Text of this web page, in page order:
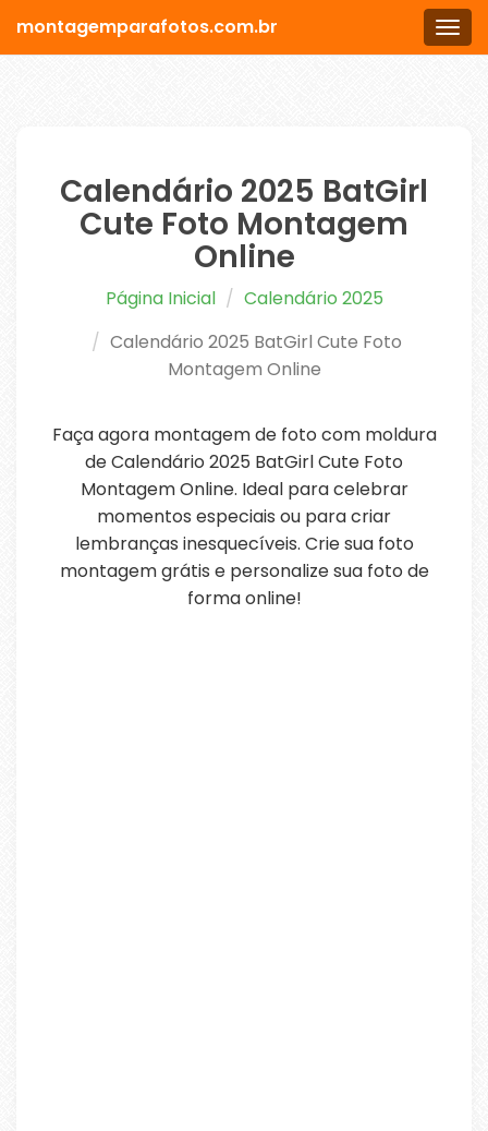
Menu
montagemparafotos.com.br
Calendário 2025 BatGirl
Cute Foto Montagem
Online
Página Inicial
Calendário 2025
Calendário 2025 BatGirl Cute Foto
Montagem Online
Faça agora montagem de foto com moldura
de Calendário 2025 BatGirl Cute Foto
Montagem Online. Ideal para celebrar
momentos especiais ou para criar
lembranças inesquecíveis. Crie sua foto
montagem grátis e personalize sua foto de
forma online!